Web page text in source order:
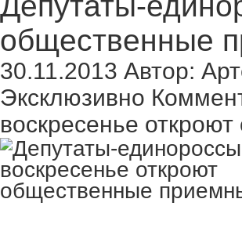
общественные
30.11.2013 Автор:
Эксклюзивно
воскресенье